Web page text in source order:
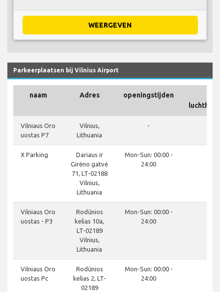
WEERGEVEN
Parkeerplaatsen bij Vilnius Airport
naam Adres openingstijden
Vilniaus Oro
uostas P7
Vilnius,
Lithuania
-
X Parking
Dariaus ir
Girėno gatvė
71, LT-02188
Vilnius,
Lithuania
Mon-Sun: 00:00 -
24:00
Vilniaus Oro
uostas - P3
Rodūnios
kelias 10a,
LT-02189
Vilnius,
Lithuania
Mon-Sun: 00:00 -
24:00
Vilniaus Oro
uostas Pc
Rodūnios
kelias 2, LT-
02189
Mon-Sun: 00:00 -
24:00